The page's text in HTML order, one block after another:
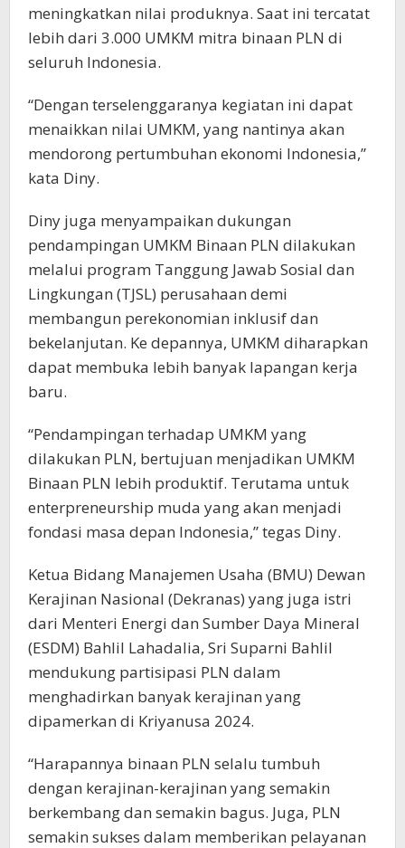
meningkatkan nilai produknya. Saat ini tercatat
lebih dari 3.000 UMKM mitra binaan PLN di
seluruh Indonesia.
“Dengan terselenggaranya kegiatan ini dapat
menaikkan nilai UMKM, yang nantinya akan
mendorong pertumbuhan ekonomi Indonesia,”
kata Diny.
Diny juga menyampaikan dukungan
pendampingan UMKM Binaan PLN dilakukan
melalui program Tanggung Jawab Sosial dan
Lingkungan (TJSL) perusahaan demi
membangun perekonomian inklusif dan
bekelanjutan. Ke depannya, UMKM diharapkan
dapat membuka lebih banyak lapangan kerja
baru.
“Pendampingan terhadap UMKM yang
dilakukan PLN, bertujuan menjadikan UMKM
Binaan PLN lebih produktif. Terutama untuk
enterpreneurship muda yang akan menjadi
fondasi masa depan Indonesia,” tegas Diny.
Ketua Bidang Manajemen Usaha (BMU) Dewan
Kerajinan Nasional (Dekranas) yang juga istri
dari Menteri Energi dan Sumber Daya Mineral
(ESDM) Bahlil Lahadalia, Sri Suparni Bahlil
mendukung partisipasi PLN dalam
menghadirkan banyak kerajinan yang
dipamerkan di Kriyanusa 2024.
“Harapannya binaan PLN selalu tumbuh
dengan kerajinan-kerajinan yang semakin
berkembang dan semakin bagus. Juga, PLN
semakin sukses dalam memberikan pelayanan